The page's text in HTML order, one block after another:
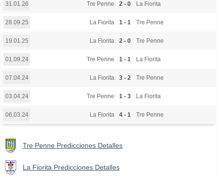
31.01.26 Tre Penne 2 - 0 La Fiorita
28.09.25 La Fiorita 1 - 1 Tre Penne
19.01.25 La Fiorita 2 - 0 Tre Penne
01.09.24 Tre Penne 1 - 1 La Fiorita
07.04.24 La Fiorita 3 - 2 Tre Penne
03.04.24 Tre Penne 1 - 3 La Fiorita
06.03.24 La Fiorita 4 - 1 Tre Penne
Tre Penne Predicciones Detalles
La Fiorita Predicciones Detalles